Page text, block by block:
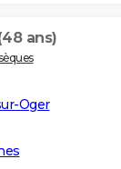
ans)
Oger